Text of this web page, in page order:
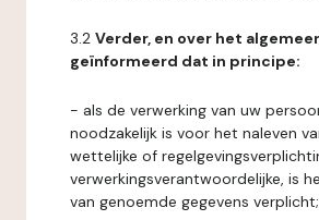
3.2 Verder, en over het
geïnformeerd dat in principe:
- als de verwerking van uw
noodzakelijk is voor het naleven
wettelijke of
verwerkingsverantwoordelijke, is
van genoemde gegevens verplicht;